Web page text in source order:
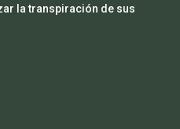
la transpiración de sus